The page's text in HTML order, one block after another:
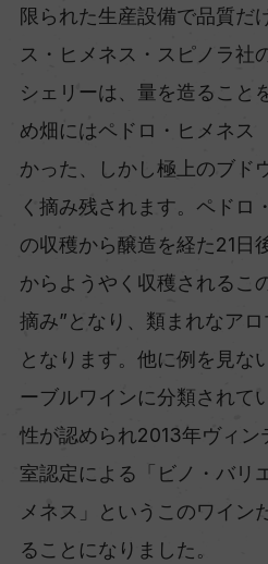
限られた生産設備で品質だ
ス・ヒメネス・スピノラ
シェリーは、量を造ること
め畑にはペドロ・ヒメネ
かった、しかし極上のブド
く摘み残されます。ペド
の収穫から醸造を経た21日
からようやく収穫されるこ
摘み”となり、類まれなア
となります。他に例を見な
ーブルワインに分類されて
性が認められ2013年ヴィン
室認定による「ビノ・バリ
メネス」というこのワイン
ることになりました。